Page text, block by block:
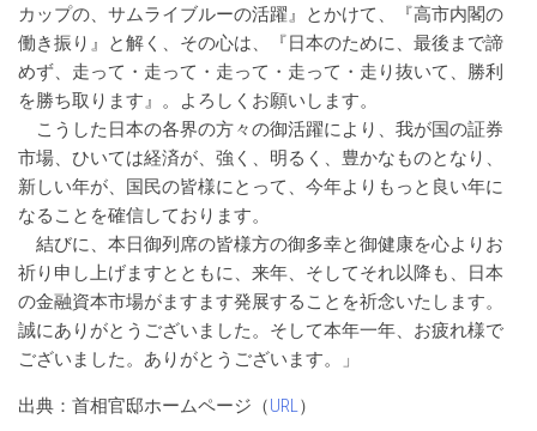
カップの、サムライブルーの活躍』とかけて、『高市内閣の
働き振り』と解く、その心は、『日本のために、最後まで諦
めず、走って・走って・走って・走って・走り抜いて、勝利
を勝ち取ります』。よろしくお願いします。
こうした日本の各界の方々の御活躍により、我が国の証券
市場、ひいては経済が、強く、明るく、豊かなものとなり、
新しい年が、国民の皆様にとって、今年よりもっと良い年に
なることを確信しております。
結びに、本日御列席の皆様方の御多幸と御健康を心よりお
祈り申し上げますとともに、来年、そしてそれ以降も、日本
の金融資本市場がますます発展することを祈念いたします。
誠にありがとうございました。そして本年一年、お疲れ様で
ございました。ありがとうございます。」
出典：首相官邸ホームページ（URL）